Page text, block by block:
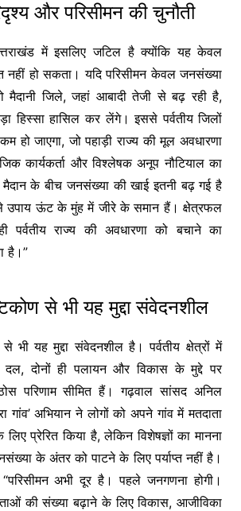
और परिसीमन की चुनौती
में इसलिए जटिल है क्योंकि यह केवल
नहीं हो सकता। यदि परिसीमन केवल जनसंख्या
जिले, जहां आबादी तेजी से बढ़ रही है,
हिस्सा हासिल कर लेंगे। इससे पर्वतीय जिलों
हो जाएगा, जो पहाड़ी राज्य की मूल अवधारणा
कार्यकर्ता और विश्लेषक अनूप नौटियाल का
के बीच जनसंख्या की खाई इतनी बढ़ गई है
उपाय ऊंट के मुंह में जीरे के समान हैं। क्षेत्रफल
पर्वतीय राज्य की अवधारणा को बचाने का
है।”
से भी यह मुद्दा संवेदनशील
से भी यह मुद्दा संवेदनशील है। पर्वतीय क्षेत्रों में
दल, दोनों ही पलायन और विकास के मुद्दे पर
परिणाम सीमित हैं। गढ़वाल सांसद अनिल
गांव’ अभियान ने लोगों को अपने गांव में मतदाता
प्रेरित किया है, लेकिन विशेषज्ञों का मानना
के अंतर को पाटने के लिए पर्याप्त नहीं है।
अभी दूर है। पहले जनगणना होगी।
की संख्या बढ़ाने के लिए विकास, आजीविका